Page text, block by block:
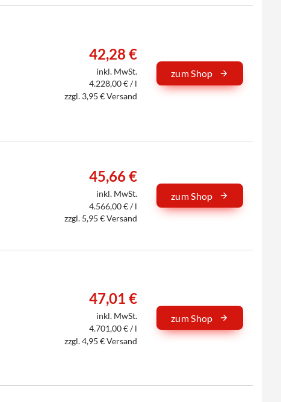
42,28 €
inkl. MwSt.
4.228,00 € / l
zzgl. 3,95 € Versand
zum Shop
45,66 €
inkl. MwSt.
4.566,00 € / l
zzgl. 5,95 € Versand
zum Shop
47,01 €
inkl. MwSt.
4.701,00 € / l
zzgl. 4,95 € Versand
zum Shop